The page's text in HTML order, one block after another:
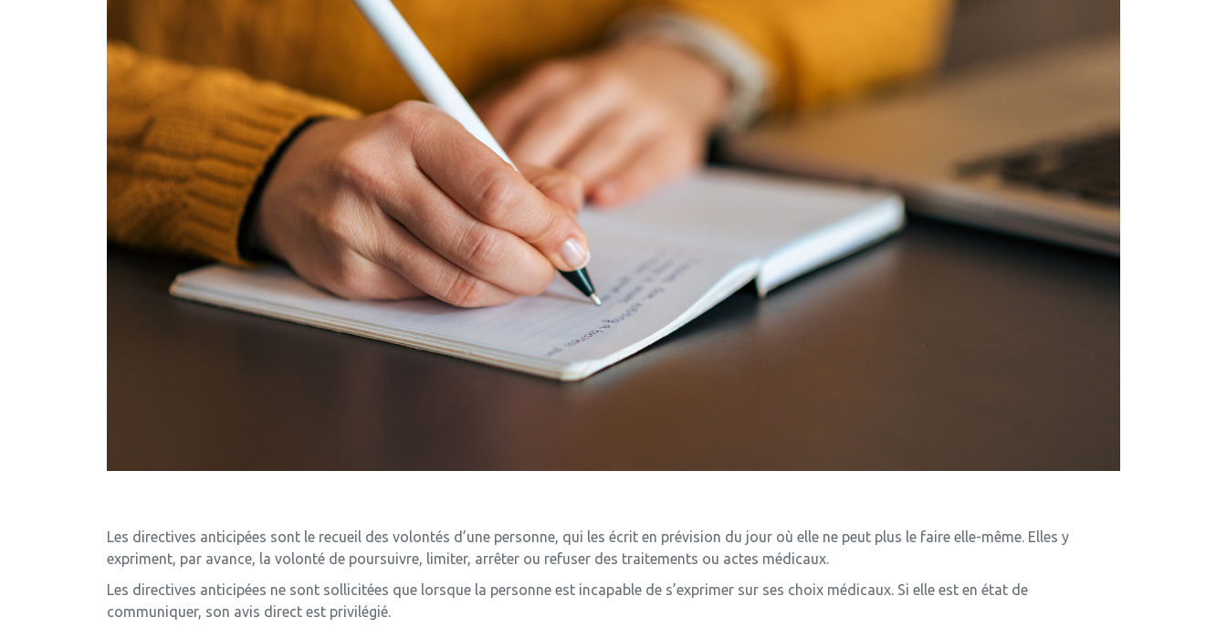
Les directives anticipées sont le recueil des volontés d’une personne, qui les écrit en prévision du jour où elle ne peut plus le faire elle-même. Elles y
expriment, par avance, la volonté de poursuivre, limiter, arrêter ou refuser des traitements ou actes médicaux.
Les directives anticipées ne sont sollicitées que lorsque la personne est incapable de s’exprimer sur ses choix médicaux. Si elle est en état de
communiquer, son avis direct est privilégié.